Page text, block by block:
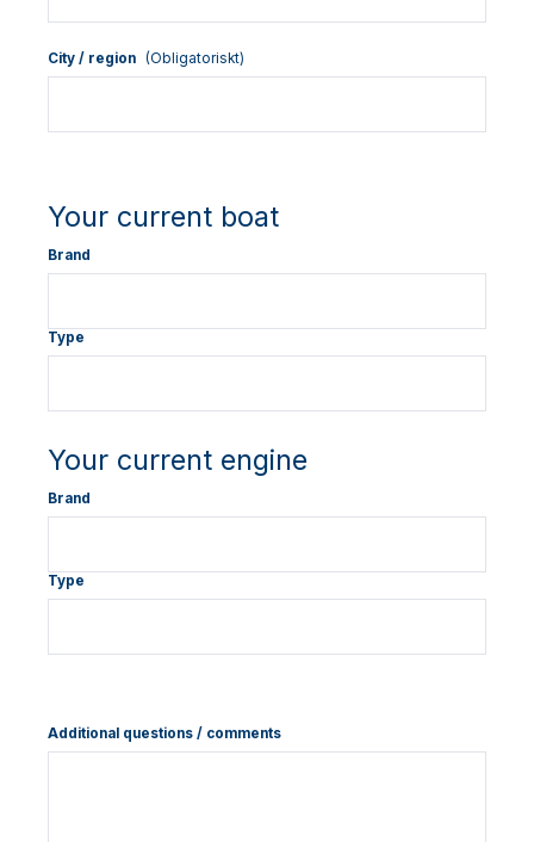
City / region (Obligatoriskt)
Your current boat
Brand
Type
Your current engine
Brand
Type
Additional questions / comments